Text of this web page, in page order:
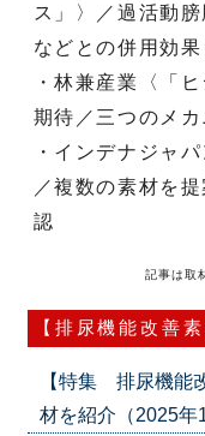
ス」〉／過活動
などとの併用効果
・林兼産業〈「
期待／三つのメ
・インデナジャ
／複数の素材を
認
記事は取
【排尿機能改善
【特集 排尿機能
材を紹介（2025年